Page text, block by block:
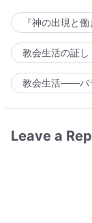
『神の出現と
教会生活の証し
教会生活――バ
Leave a